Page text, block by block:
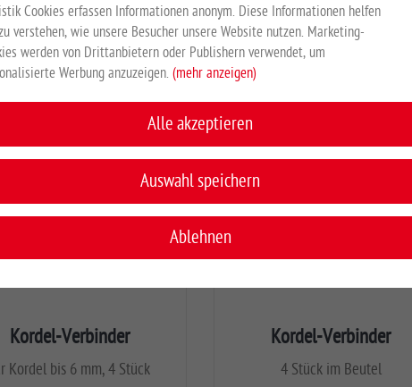
EUR 3,95*
Kordel-Verbinder
Kordel bis 6 mm, 4 Stück
Kordel-Verbinder
4 Stück im Beutel
Cookies erfassen Informationen anonym. Diese Informationen helfen
verstehen, wie unsere Besucher unsere Website nutzen. Marketing-
werden von Drittanbietern oder Publishern verwendet, um
Werbung anzuzeigen. (mehr anzeigen)
Alle akzeptieren
Auswahl speichern
Ablehnen